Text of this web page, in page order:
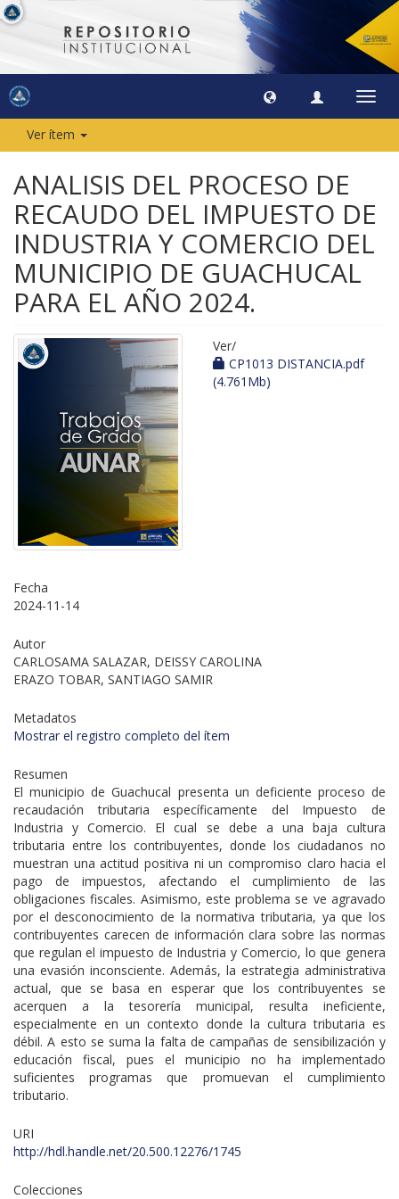
Ver ítem
ANALISIS DEL PROCESO DE
RECAUDO DEL IMPUESTO DE
INDUSTRIA Y COMERCIO DEL
MUNICIPIO DE GUACHUCAL
PARA EL AÑO 2024.
Ver/
CP1013 DISTANCIA.pdf
(4.761Mb)
Fecha
2024-11-14
Autor
CARLOSAMA SALAZAR, DEISSY CAROLINA
ERAZO TOBAR, SANTIAGO SAMIR
Metadatos
Mostrar el registro completo del ítem
Resumen
El municipio de Guachucal presenta un deficiente proceso de
recaudación tributaria específicamente del Impuesto de
Industria y Comercio. El cual se debe a una baja cultura
tributaria entre los contribuyentes, donde los ciudadanos no
muestran una actitud positiva ni un compromiso claro hacia el
pago de impuestos, afectando el cumplimiento de las
obligaciones fiscales. Asimismo, este problema se ve agravado
por el desconocimiento de la normativa tributaria, ya que los
contribuyentes carecen de información clara sobre las normas
que regulan el impuesto de Industria y Comercio, lo que genera
una evasión inconsciente. Además, la estrategia administrativa
actual, que se basa en esperar que los contribuyentes se
acerquen a la tesorería municipal, resulta ineficiente,
especialmente en un contexto donde la cultura tributaria es
débil. A esto se suma la falta de campañas de sensibilización y
educación fiscal, pues el municipio no ha implementado
suficientes programas que promuevan el cumplimiento
tributario.
URI
http://hdl.handle.net/20.500.12276/1745
Colecciones